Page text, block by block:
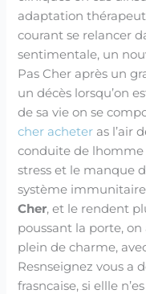
adaptation
courant se relancer
sentimentale, un
Pas Cher après un
un décès lorsqu’on
de sa vie on se
cher acheter as l’air
conduite de lhomme
stress et le manque
système
Cher, et le rendent
poussant la porte,
plein de charme,
Resnseignez vous a
frasncaise, si ellle